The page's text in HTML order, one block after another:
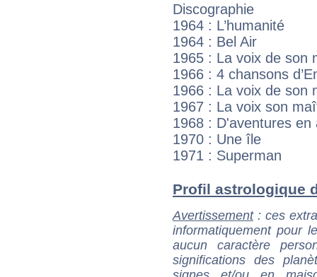
Discographie
1964 : L’humanité
1964 : Bel Air
1965 : La voix de son
1966 : 4 chansons
1966 : La voix de son
1967 : La voix son
1968 : D'aventures en
1970 : Une île
1971 : Superman
Profil astrologique
Avertissement: ces
informatiquement pour
aucun caractère
significations des